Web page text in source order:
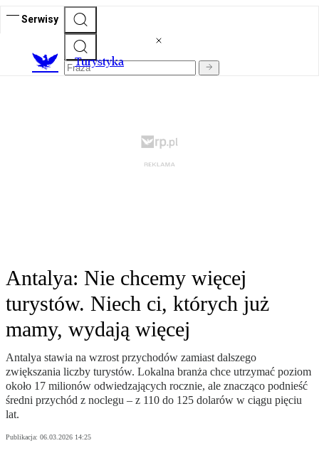
Serwisy
Turystyka
Antalya: Nie chcemy więcej
turystów. Niech ci, których już
mamy, wydają więcej
Antalya stawia na wzrost przychodów zamiast dalszego
zwiększania liczby turystów. Lokalna branża chce utrzymać poziom
około 17 milionów odwiedzających rocznie, ale znacząco podnieść
średni przychód z noclegu – z 110 do 125 dolarów w ciągu pięciu
lat.
Publikacja: 06.03.2026 14:25